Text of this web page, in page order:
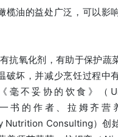
榄油的益处广泛，可以影
抗氧化剂，有助于保护蔬
破坏，并减少烹饪过程中
毫不妥协的饮食》（
书的作者、拉姆齐营
Nutrition Consulting）创